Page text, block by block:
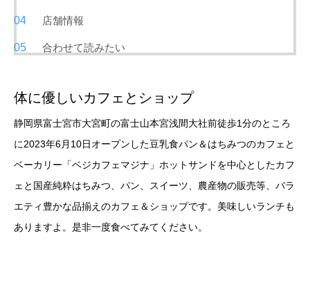
店舗情報
合わせて読みたい
体に優しいカフェとショップ
静岡県富士宮市大宮町の富士山本宮浅間大社前徒歩1分のところ
に2023年6月10日オープンした豆乳食パン＆はちみつのカフェと
ベーカリー「ベジカフェマジナ」ホットサンドを中心としたカフ
ェと国産純粋はちみつ、パン、スイーツ、農産物の販売等、バラ
エティ豊かな品揃えのカフェ＆ショップです。美味しいランチも
ありますよ。是非一度食べてみてください。